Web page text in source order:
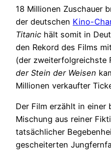
18 Millionen Zuschauer
der deutschen Kino-
Titanic hält somit in
den Rekord des Films
(der zweiterfolgreichste
der Stein der Weisen
Millionen verkaufter
Der Film erzählt in einer
Mischung aus reiner
tatsächlicher
gescheiterten